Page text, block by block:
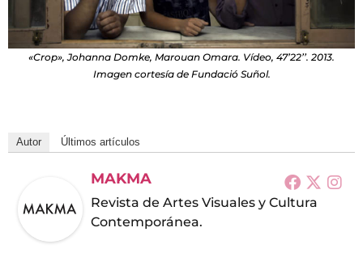
«Crop», Johanna Domke, Marouan Omara. Vídeo, 47’22’’. 2013.
Imagen cortesía de Fundació Suñol.
Autor Últimos artículos
MAKMA
Revista de Artes Visuales y Cultura
Contemporánea.